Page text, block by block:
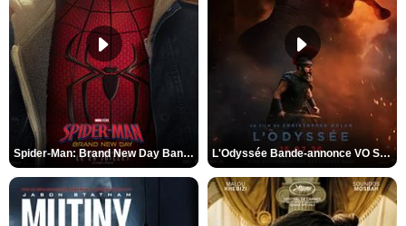
Spider-Man: Brand New Day Bande-annonce VO STFR L'Odyssée Bande-annonce VO STFR